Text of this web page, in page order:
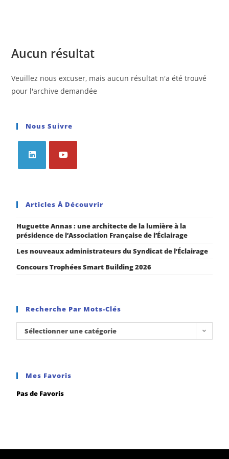
Aucun résultat
Veuillez nous excuser, mais aucun résultat n'a été trouvé
pour l'archive demandée
Nous Suivre
Articles À Découvrir
Huguette Annas : une architecte de la lumière à la
présidence de l’Association Française de l’Éclairage
Les nouveaux administrateurs du Syndicat de l’Éclairage
Concours Trophées Smart Building 2026
Recherche Par Mots-Clés
Sélectionner une catégorie
Mes Favoris
Pas de Favoris